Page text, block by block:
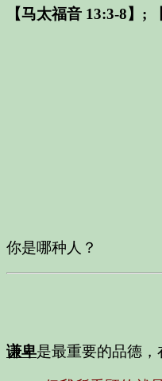
【马太福音 13:3-8】 ;
你是哪种人？
谦卑是最重要的品德，